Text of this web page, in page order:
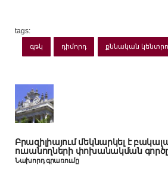
tags:
գթկ դիմորդ քննական
Բրազիլիայում մեկնարկել է
ուսանողների փոխանակման
Նախորդ գրառումը